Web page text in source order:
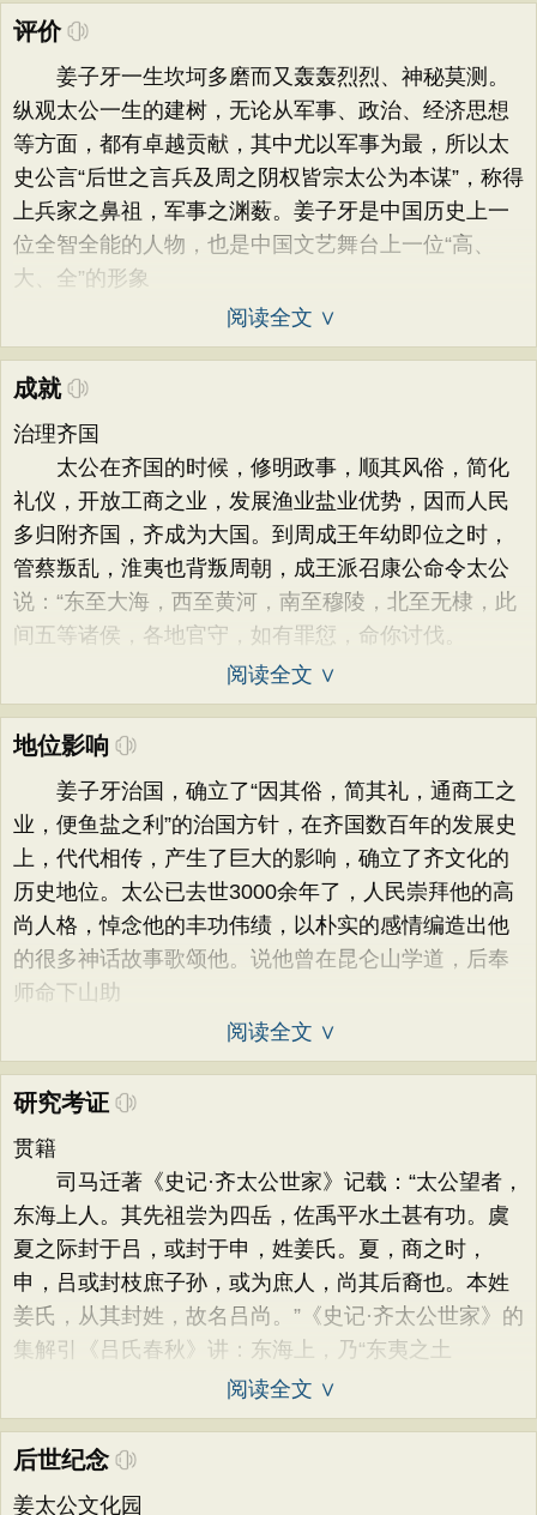
评价
姜子牙一生坎坷多磨而又轰轰烈烈、神秘莫测。
纵观太公一生的建树，无论从军事、政治、经济思想
等方面，都有卓越贡献，其中尤以军事为最，所以太
史公言“后世之言兵及周之阴权皆宗太公为本谋”，称得
上兵家之鼻祖，军事之渊薮。姜子牙是中国历史上一
位全智全能的人物，也是中国文艺舞台上一位“高、
大、全”的形象
阅读全文 ∨
成就
治理齐国
太公在齐国的时候，修明政事，顺其风俗，简化
礼仪，开放工商之业，发展渔业盐业优势，因而人民
多归附齐国，齐成为大国。到周成王年幼即位之时，
管蔡叛乱，淮夷也背叛周朝，成王派召康公命令太公
说：“东至大海，西至黄河，南至穆陵，北至无棣，此
间五等诸侯，各地官守，如有罪愆，命你讨伐。
阅读全文 ∨
地位影响
姜子牙治国，确立了“因其俗，简其礼，通商工之
业，便鱼盐之利”的治国方针，在齐国数百年的发展史
上，代代相传，产生了巨大的影响，确立了齐文化的
历史地位。太公已去世3000余年了，人民崇拜他的高
尚人格，悼念他的丰功伟绩，以朴实的感情编造出他
的很多神话故事歌颂他。说他曾在昆仑山学道，后奉
师命下山助
阅读全文 ∨
研究考证
贯籍
司马迁著《史记·齐太公世家》记载：“太公望者，
东海上人。其先祖尝为四岳，佐禹平水土甚有功。虞
夏之际封于吕，或封于申，姓姜氏。夏，商之时，
申，吕或封枝庶子孙，或为庶人，尚其后裔也。本姓
姜氏，从其封姓，故名吕尚。”《史记·齐太公世家》的
集解引《吕氏春秋》讲：东海上，乃“东夷之土
阅读全文 ∨
后世纪念
姜太公文化园